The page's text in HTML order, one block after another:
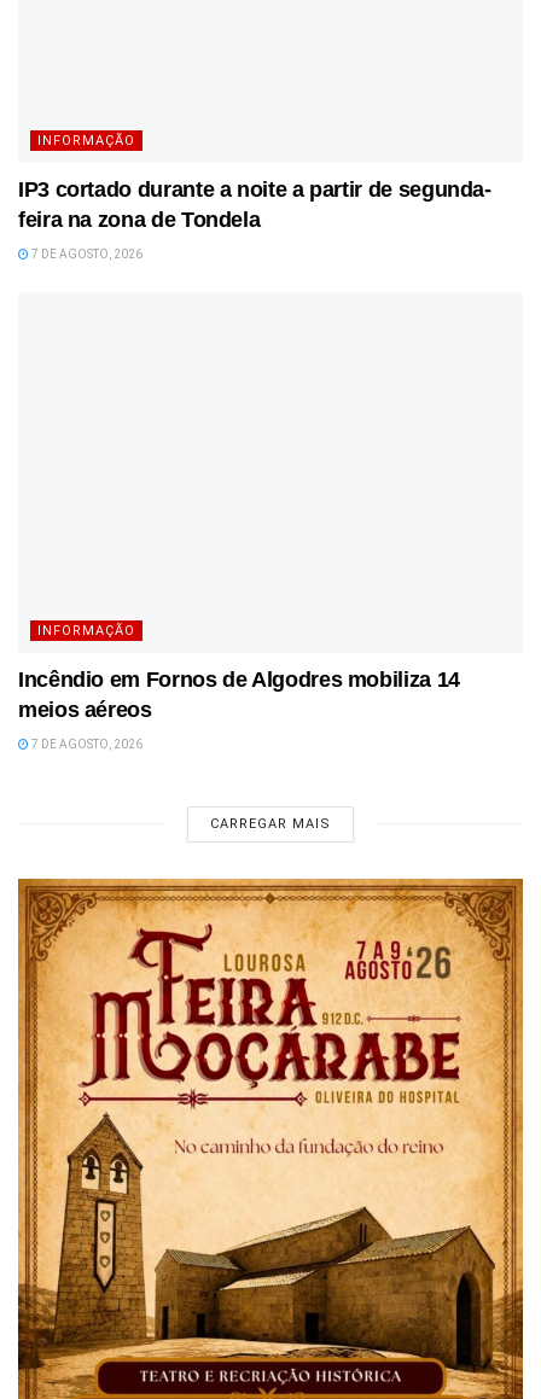
INFORMAÇÃO
IP3 cortado durante a noite a partir de segunda-
feira na zona de Tondela
7 DE AGOSTO, 2026
INFORMAÇÃO
Incêndio em Fornos de Algodres mobiliza 14
meios aéreos
7 DE AGOSTO, 2026
CARREGAR MAIS